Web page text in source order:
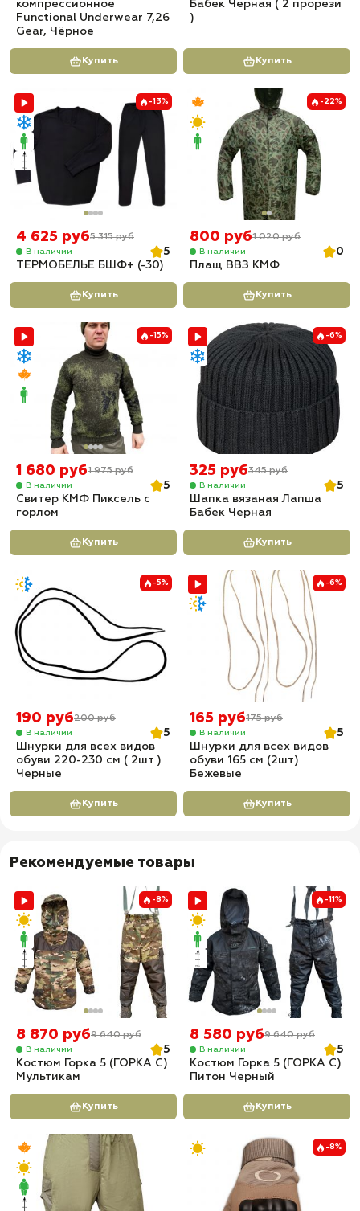
компрессионное
Functional Underwear 7,26
Gear, Чёрное
Купить
Бабек Черная ( 2 прорези
)
Купить
-13%
4 625 руб5 315 руб
В наличии
5
ТЕРМОБЕЛЬЕ БШФ+ (-30)
Купить
-22%
800 руб1 020 руб
В наличии
0
Плащ ВВЗ КМФ
Купить
-15%
1 680 руб1 975 руб
В наличии
5
Свитер КМФ Пиксель с
горлом
Купить
-6%
325 руб345 руб
В наличии
5
Шапка вязаная Лапша
Бабек Черная
Купить
-5%
190 руб200 руб
В наличии
5
Шнурки для всех видов
обуви 220-230 см ( 2шт )
Черные
Купить
-6%
165 руб175 руб
В наличии
5
Шнурки для всех видов
обуви 165 см (2шт)
Бежевые
Купить
Рекомендуемые товары
-8%
8 870 руб9 640 руб
В наличии
5
Костюм Горка 5 (ГОРКА С)
Мультикам
Купить
-11%
8 580 руб9 640 руб
В наличии
5
Костюм Горка 5 (ГОРКА С)
Питон Черный
Купить
-8%